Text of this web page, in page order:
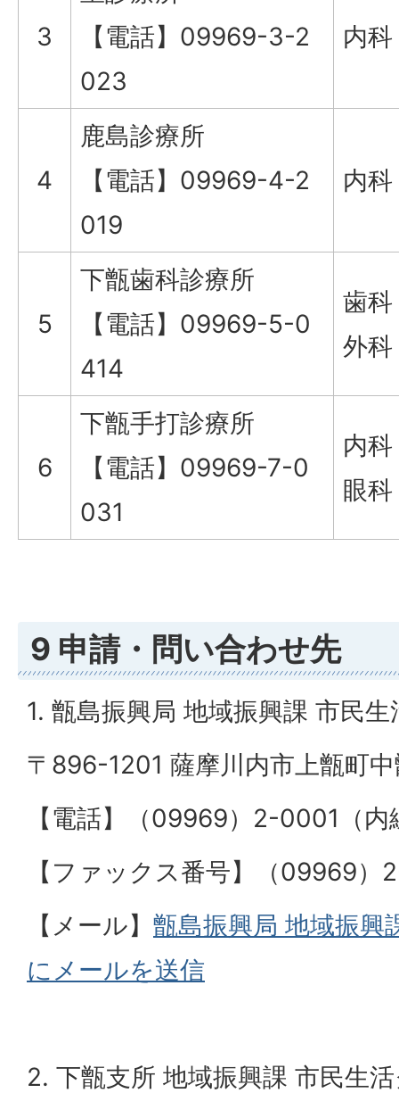
3
【電話】09969-3-2
023
内
4
鹿島診療所
【電話】09969-4-2
019
内
5
下甑歯科診療所
【電話】09969-5-0
414
歯
外科
6
下甑手打診療所
【電話】09969-7-0
031
内
眼科
9 申請・問い合わせ先
1. 甑島振興局 地域振興課 市民
〒896-1201 薩摩川内市上甑町
【電話】（09969）2-0001（内
【ファックス番号】（09969）
【メール】 甑島振興局 地域振興
にメールを送信
2. 下甑支所 地域振興課 市民生